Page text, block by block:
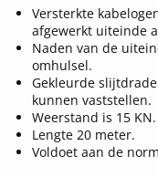
Versterkte
afgewerkt uiteinde
Naden van de
omhulsel.
Gekleurde
kunnen vaststellen.
Weerstand is 15 KN.
Lengte 20 meter.
Voldoet aan de